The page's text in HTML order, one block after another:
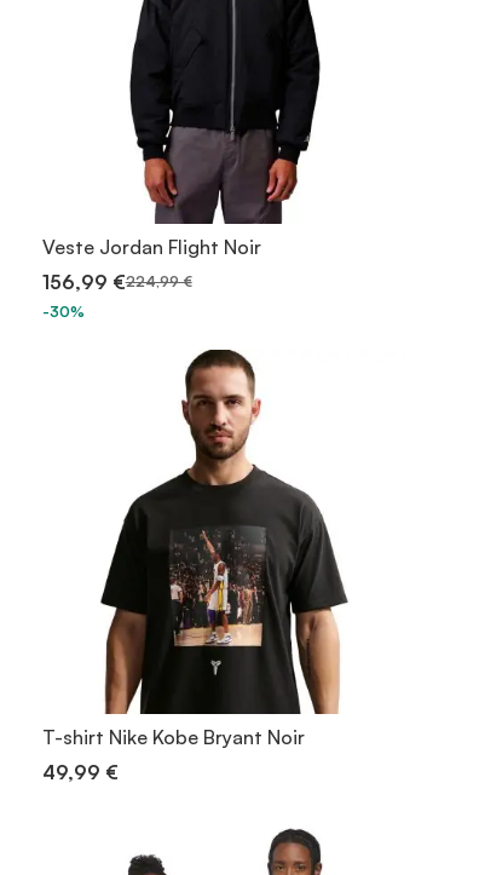
Veste Jordan Flight Noir
156,99 €224,99 €
-30%
T-shirt Nike Kobe Bryant Noir
49,99 €